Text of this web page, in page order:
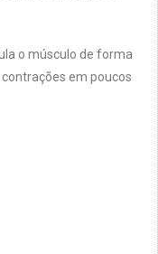
o músculo de forma
em poucos